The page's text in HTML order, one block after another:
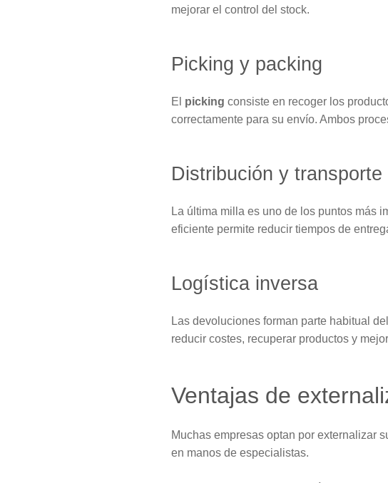
mejorar el control del stock.
Picking y packing
El picking consiste en recoger los
correctamente para su envío. Ambos
Distribución y transporte
La última milla es uno de los puntos más
eficiente permite reducir tiempos de
Logística inversa
Las devoluciones forman parte habitual
reducir costes, recuperar productos y
Ventajas de
Muchas empresas optan por externalizar
en manos de especialistas.